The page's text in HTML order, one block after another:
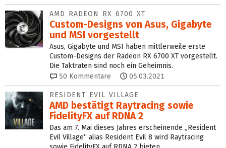
AMD RADEON RX 6700 XT
Custom-Designs von Asus, Gigabyte
und MSI vorgestellt
Asus, Gigabyte und MSI haben mittlerweile erste
Custom-Designs der Radeon RX 6700 XT vorgestellt.
Die Taktraten sind noch ein Geheimnis.
50 Kommentare 05.03.2021
RESIDENT EVIL VILLAGE
AMD bestätigt Raytracing sowie
FidelityFX auf RDNA 2
Das am 7. Mai dieses Jahres erscheinende „Resident
Evil Village“ alias Resident Evil 8 wird Raytracing